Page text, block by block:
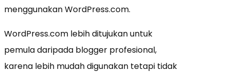
menggunakan WordPress.com.
WordPress.com lebih ditujukan untuk
pemula daripada blogger profesional,
karena lebih mudah digunakan tetapi tidak